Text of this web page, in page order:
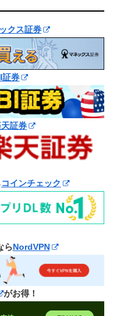
クス証券
証券
証券
コインチェック
らNordVPN
がお得！